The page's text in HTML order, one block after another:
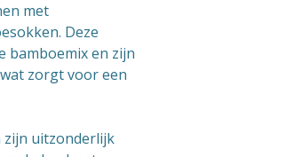
met
Deze
bamboemix en zijn
zorgt voor een
zijn uitzonderlijk